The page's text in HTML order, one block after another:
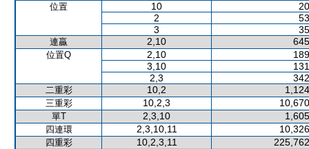
位置 10
2
3
連贏 2,10
位置Q 2,10
3,10
2,3
二重彩 10,2
三重彩 10,2,3
單T 2,3,10
四連環 2,3,10,11
四重彩 10,2,3,11